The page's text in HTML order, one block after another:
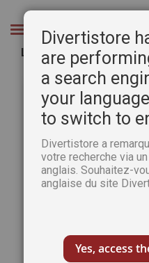
Chercher
L'aquarelle : de la
Passer
galerie
d’images
Divertistore
are
a search
your
to switch to
Divertistore a
votre recherche via
anglais. Souhaitez-
anglaise du site
Yes, access